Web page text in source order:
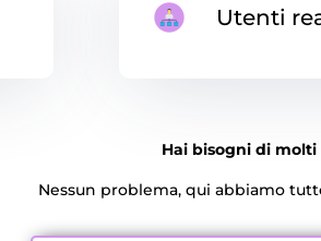
Utenti
Hai bisogni di
Nessun problema, qui abbiamo